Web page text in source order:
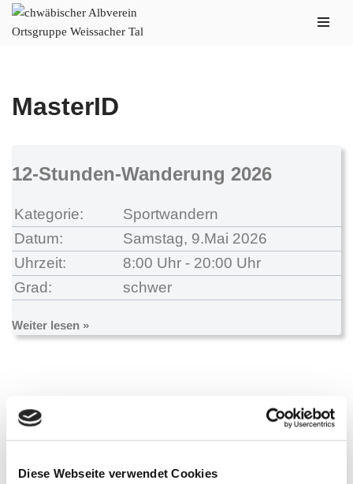
Diese Webseite verwendet Cookies
Zum
MasterID
12-Stunden-Wanderung 2026
Kategorie:
Sportwandern
Datum:
Samstag, 9.Mai 2026
Uhrzeit:
8:00 Uhr - 20:00 Uhr
Grad:
schwer
Weiter lesen »